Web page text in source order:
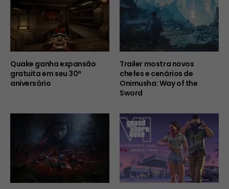
Quake ganha expansão
gratuita em seu 30º
aniversário
Trailer mostra novos
chefes e cenários de
Onimusha: Way of the
Sword